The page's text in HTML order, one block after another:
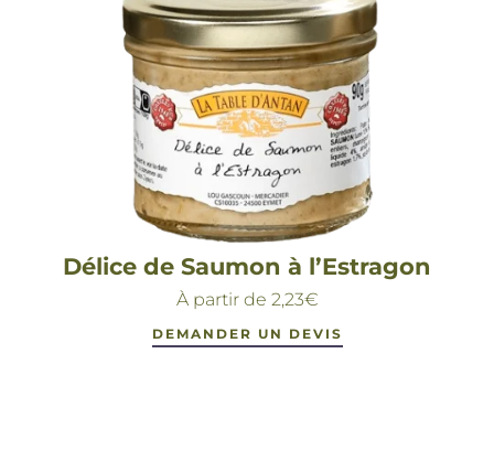
Délice de Saumon à l’Estragon
À partir de 2,23€
DEMANDER UN DEVIS